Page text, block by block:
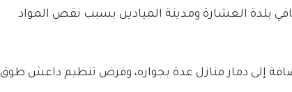
بلدة العشارة ومدينة الميادين بسبب نقص المواد
إلى دمار منازل عدة بجواره، وفرض تنظيم داعش طوق